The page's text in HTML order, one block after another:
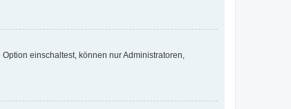
einschaltest, können nur Administratoren,